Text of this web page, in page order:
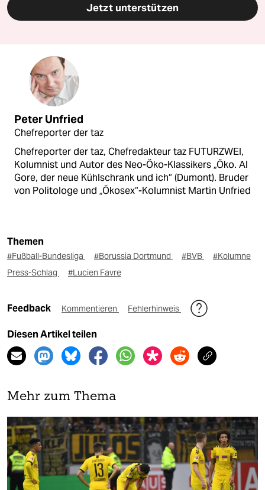
Jetzt unterstützen
Peter Unfried
Chefreporter der taz
Chefreporter der taz, Chefredakteur taz FUTURZWEI,
Kolumnist und Autor des Neo-Öko-Klassikers „Öko. Al
Gore, der neue Kühlschrank und ich“ (Dumont). Bruder
von Politologe und „Ökosex“-Kolumnist Martin Unfried
Themen
#Fußball-Bundesliga #Borussia Dortmund #BVB
#Kolumne
Press-Schlag
#Lucien Favre
Feedback Kommentieren Fehlerhinweis
Diesen Artikel teilen
Mehr zum Thema